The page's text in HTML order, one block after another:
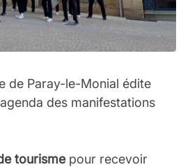
de Paray-le-Monial édite
des manifestations
tourismepour recevoir